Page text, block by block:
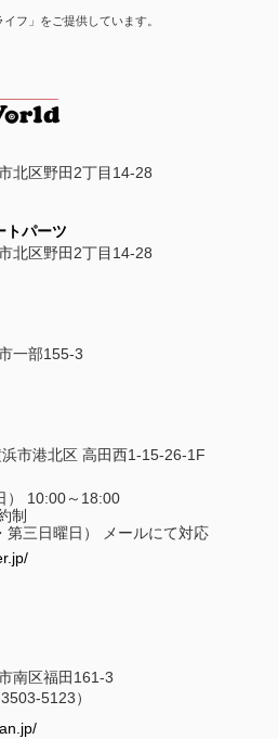
フ」をご提供しています。
北区野田2丁目14-28
トパーツ
北区野田2丁目14-28
一部155-3
市港北区 高田西1-15-26-1F
） 10:00～18:00
制
第三日曜日） メールにて対応
南区福田161-3
5123）